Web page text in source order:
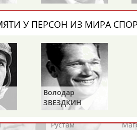
Абдула
АБДУЛЖАЛИЛОВ
известном спортсмене,
своих героев! Герои спорта
Рустам
У ПЕРСОН ИЗ МИРА
Володар
ЗВЕЗДКИН